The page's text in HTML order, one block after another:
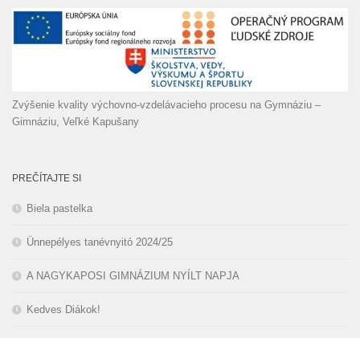
Zvýšenie kvality výchovno-vzdelávacieho procesu na Gymnáziu –
Gimnáziu, Veľké Kapušany
PREČÍTAJTE SI
Biela pastelka
Ünnepélyes tanévnyitó 2024/25
A NAGYKAPOSI GIMNÁZIUM NYÍLT NAPJA
Kedves Diákok!